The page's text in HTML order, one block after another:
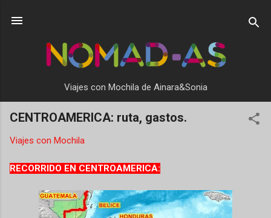
Viajes con Mochila de Ainara&Sonia
CENTROAMERICA: ruta, gastos.
Viajes con Mochila
RECORRIDO EN CENTROAMERICA: